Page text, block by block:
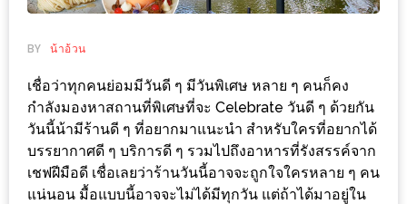
ที่
FESTIVAL
10
ร้าน
พ่อ
BY น้าอ้วน
เชื่อว่าทุกคนย่อมมีวันดี ๆ มีวันพิเศษ หลาย ๆ คนก็คง
กำลังมองหาสถานที่พิเศษที่จะ Celebrate วันดี ๆ ด้วยกัน
วันนี้น้ามีร้านดี ๆ ที่อยากมาแนะนำ สำหรับใครที่อยากได้
บรรยากาศดี ๆ บริการดี ๆ รวมไปถึงอาหารที่รังสรรค์จาก
เชฟฝีมือดี เชื่อเลยว่าร้านวันนี้อาจจะถูกใจใครหลาย ๆ คน
แน่นอน มื้อแบบนี้อาจจะไม่ได้มีทุกวัน แต่ถ้าได้มาอยู่ใน